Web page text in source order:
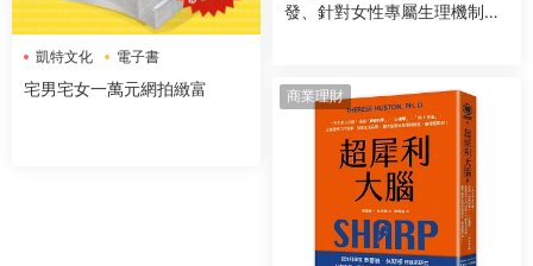
凱特文化 電子書
宅男宅女一萬元網拍緻富
發、針對女性專屬生理機制與
商業理財